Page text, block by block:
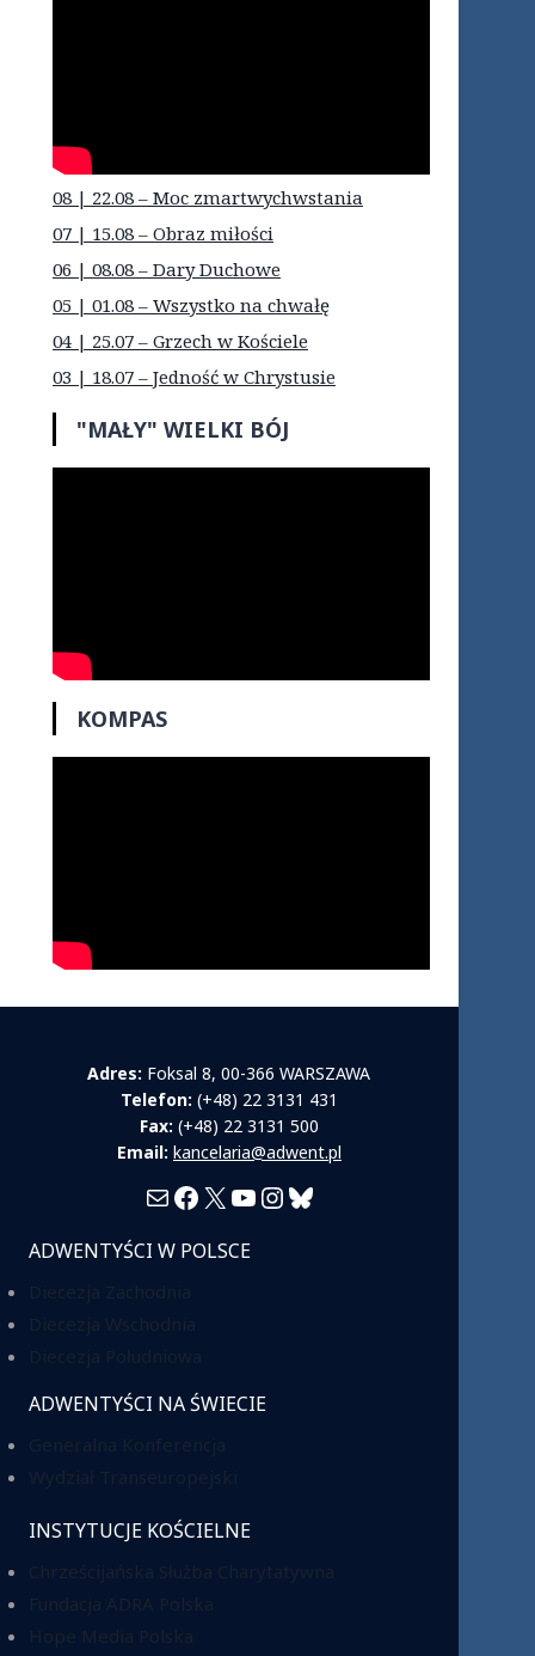
08 | 22.08 – Moc zmartwychwstania
07 | 15.08 – Obraz miłości
06 | 08.08 – Dary Duchowe
05 | 01.08 – Wszystko na chwałę
04 | 25.07 – Grzech w Kościele
03 | 18.07 – Jedność w Chrystusie
"MAŁY" WIELKI BÓJ
KOMPAS
Adres: Foksal 8, 00-366 WARSZAWA
Telefon: (+48) 22 3131 431
Fax: (+48) 22 3131 500
Email: kancelaria@adwent.pl
MailFacebook
X YouTube
Instagram
Bluesky
ADWENTYŚCI W POLSCE
ADWENTYŚCI NA ŚWIECIE
INSTYTUCJE KOŚCIELNE